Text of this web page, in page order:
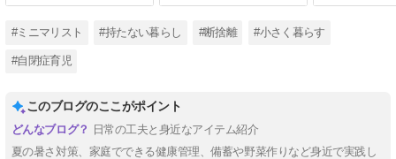
#ミニマリスト #持たない暮らし #断捨離 #小さく暮らす
#自閉症育児
このブログのここがポイント
日常の工夫と身近なアイテム紹介
夏の暑さ対策、家庭でできる健康管理、備蓄や野菜作りなど身近で実践し